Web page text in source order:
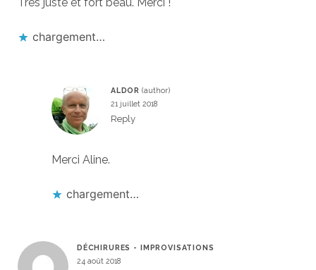
Très juste et fort beau. Merci !
chargement…
ALDOR
21 juillet 2018
Reply
Merci Aline.
chargement…
DÉCHIRURES - IMPROVISATIONS
24 août 2018